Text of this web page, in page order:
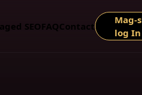
SEOFAQContact
Mag-
log In